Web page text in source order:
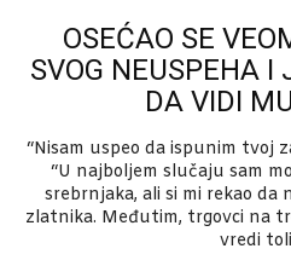
OSEĆAO SE
SVOG NEUSPEHA I
DA VIDI
“Nisam uspeo da ispunim tvoj
“U najboljem slučaju sam
srebrnjaka, ali si mi rekao da
zlatnika. Međutim, trgovci na
vredi